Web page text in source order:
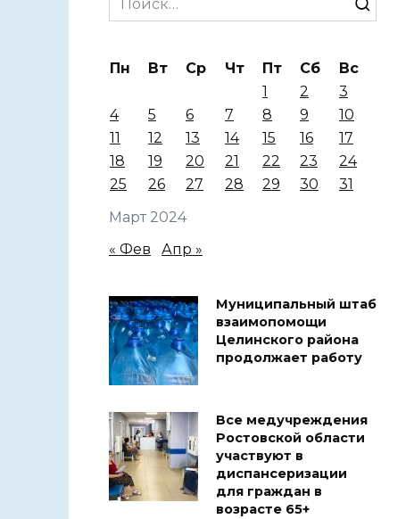
for:
Март 2024
Пн Вт Ср Чт Пт Сб
Вс
1
2
3
4
5 6 7 8 9
10
11
12 13 14 15 16
17
18
19 20 21 22 23
24
25
26 27 28 29 30 31
« Фев Апр »
Муниципальный штаб
взаимопомощи
Целинского района
продолжает работу
Все медучреждения
Ростовской области
участвуют в
диспансеризации
для граждан в
возрасте 65+